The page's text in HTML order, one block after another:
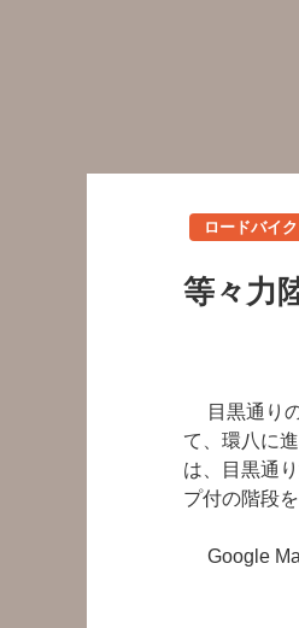
ロードバイク
等々力
目黒通りの
て、環八に
は、目黒通
プ付の階段
Google